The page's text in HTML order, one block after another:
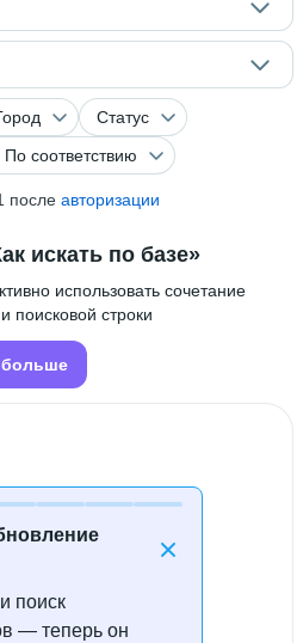
Статус
По соответствию
после авторизации
поиск
— теперь он
искать по базе»
использовать сочетание
поисковой строки
больше
не найдены